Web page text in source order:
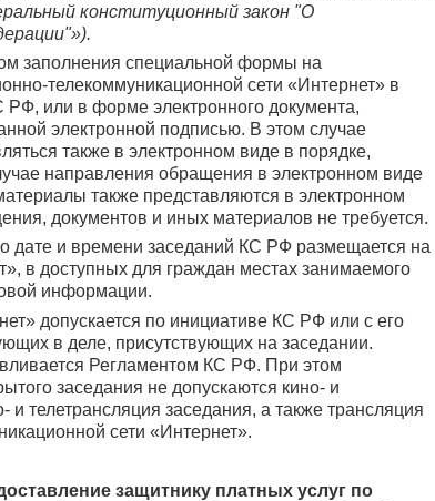
конституционный закон "О
заполнения специальной формы на
телекоммуникационной сети «Интернет» в
или в форме электронного документа,
электронной подписью. В этом случае
также в электронном виде в порядке,
направления обращения в электронном виде
также представляются в электронном
документов и иных материалов не требуется.
дате и времени заседаний КС РФ размещается на
в доступных для граждан местах занимаемого
информации.
допускается по инициативе КС РФ или с его
в деле, присутствующих на заседании.
Регламентом КС РФ. При этом
заседания не допускаются кино- и
телетрансляция заседания, а также трансляция
сети «Интернет».
защитнику платных услуг по